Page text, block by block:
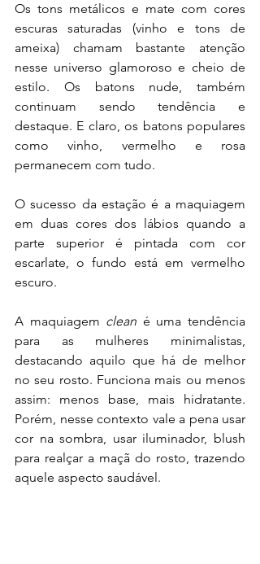
Os tons metálicos e mate com cores
escuras saturadas (vinho e tons de
ameixa) chamam bastante atenção
nesse universo glamoroso e cheio de
estilo. Os batons nude, também
continuam sendo tendência e
destaque. E claro, os batons populares
como vinho, vermelho e rosa
permanecem com tudo.
O sucesso da estação é a maquiagem
em duas cores dos lábios quando a
parte superior é pintada com cor
escarlate, o fundo está em vermelho
escuro.
A maquiagem clean é uma tendência
para as mulheres minimalistas,
destacando aquilo que há de melhor
no seu rosto. Funciona mais ou menos
assim: menos base, mais hidratante.
Porém, nesse contexto vale a pena usar
cor na sombra, usar iluminador, blush
para realçar a maçã do rosto, trazendo
aquele aspecto saudável.